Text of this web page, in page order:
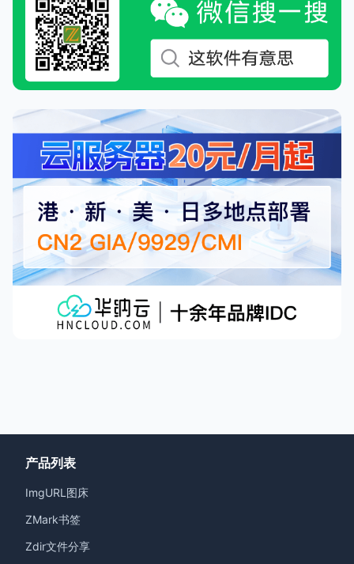
产品列表
ImgURL图床
ZMark书签
Zdir文件分享